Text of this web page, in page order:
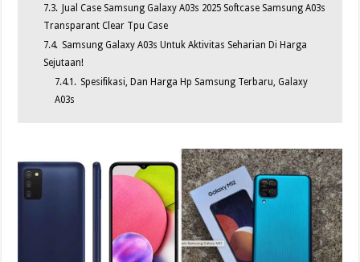
7.3. Jual Case Samsung Galaxy A03s 2025 Softcase Samsung A03s
Transparant Clear Tpu Case
7.4. Samsung Galaxy A03s Untuk Aktivitas Seharian Di Harga
Sejutaan!
7.4.1. Spesifikasi, Dan Harga Hp Samsung Terbaru, Galaxy
A03s